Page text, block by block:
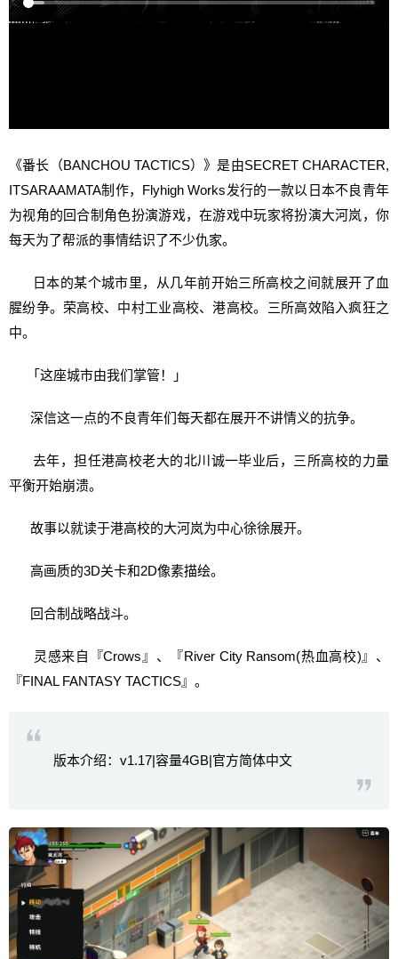
《番长（BANCHOU TACTICS）》是由SECRET CHARACTER,
ITSARAAMATA制作，Flyhigh Works发行的一款以日本不良青年
为视角的回合制角色扮演游戏，在游戏中玩家将扮演大河岚，你
每天为了帮派的事情结识了不少仇家。
日本的某个城市里，从几年前开始三所高校之间就展开了血
腥纷争。荣高校、中村工业高校、港高校。三所高效陷入疯狂之
中。
「这座城市由我们掌管！」
深信这一点的不良青年们每天都在展开不讲情义的抗争。
去年，担任港高校老大的北川诚一毕业后，三所高校的力量
平衡开始崩溃。
故事以就读于港高校的大河岚为中心徐徐展开。
高画质的3D关卡和2D像素描绘。
回合制战略战斗。
灵感来自『Crows』、『River City Ransom(热血高校)』、
『FINAL FANTASY TACTICS』。
版本介绍：v1.17|容量4GB|官方简体中文